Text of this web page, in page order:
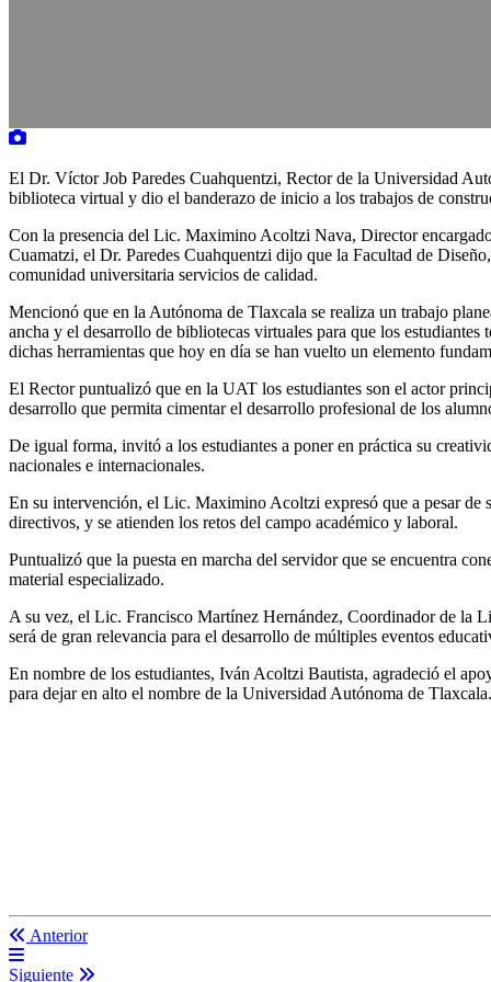
El Dr. Víctor Job Paredes Cuahquentzi, Rector de la Universidad
biblioteca virtual y dio el banderazo de inicio a los trabajos de
Con la presencia del Lic. Maximino Acoltzi Nava, Director
Cuamatzi, el Dr. Paredes Cuahquentzi dijo que la Facultad de
comunidad universitaria servicios de calidad.
Mencionó que en la Autónoma de Tlaxcala se realiza un trabajo
ancha y el desarrollo de bibliotecas virtuales para que los
dichas herramientas que hoy en día se han vuelto un elemento
El Rector puntualizó que en la UAT los estudiantes son el actor
desarrollo que permita cimentar el desarrollo profesional de los
De igual forma, invitó a los estudiantes a poner en práctica su
nacionales e internacionales.
En su intervención, el Lic. Maximino Acoltzi expresó que a pesar de
directivos, y se atienden los retos del campo académico y laboral.
Puntualizó que la puesta en marcha del servidor que se encuentra
material especializado.
A su vez, el Lic. Francisco Martínez Hernández, Coordinador de la
será de gran relevancia para el desarrollo de múltiples eventos
En nombre de los estudiantes, Iván Acoltzi Bautista, agradeció el
para dejar en alto el nombre de la Universidad Autónoma de Tlaxcala.
Anterior
Siguiente